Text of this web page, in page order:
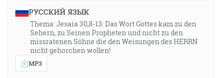
РУССКИЙ ЯЗЫК
Thema: Jesaia 30,8-13: Das Wort Gottes kam zu den
Sehern, zu Seinen Propheten und nicht zu den
missratenen Söhne die den Weisungen des HERRN
nicht gehorchen wollen!
MP3